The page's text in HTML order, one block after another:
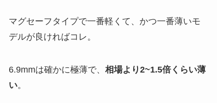
マグセーフタイプで一番軽くて、かつ一番薄いモ
デルが良ければコレ。
6.9mmは確かに極薄で、 相場より2~1.5倍くらい薄
い。